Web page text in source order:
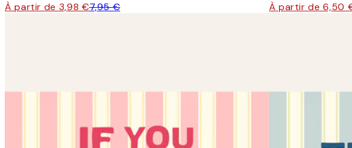
À partir de 3,98 €7,95 € À partir de 6,50